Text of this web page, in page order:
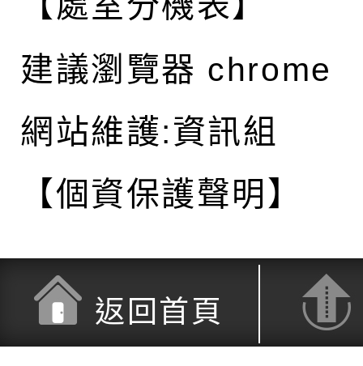
建議瀏覽器 chrome
網站維護:資訊組
【個資保護聲明】
返回首頁